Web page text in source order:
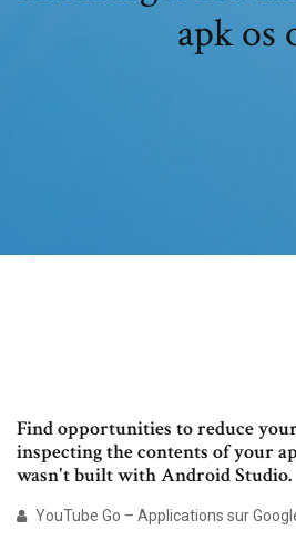
apk os
Find opportunities to reduce
inspecting the contents of your
wasn't built with Android Studio.
YouTube Go – Applications sur